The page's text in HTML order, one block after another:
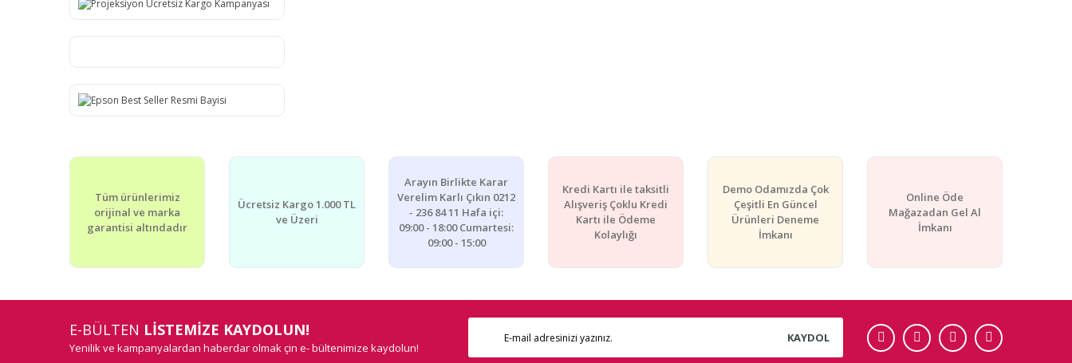
Tüm ürünlerimiz
orijinal ve marka
garantisi altındadır
Ücretsiz Kargo 1.000 TL
ve Üzeri
Arayın Birlikte Karar
Verelim Karlı Çıkın 0212
- 236 84 11 Hafa içi:
09:00 - 18:00 Cumartesi:
09:00 - 15:00
Kredi Kartı ile taksitli
Alışveriş Çoklu Kredi
Kartı ile Ödeme
Kolaylığı
Demo Odamızda Çok
Çeşitli En Güncel
Ürünleri Deneme
İmkanı
Online Öde
Mağazadan Gel Al
İmkanı
E-BÜLTEN LİSTEMİZE KAYDOLUN!
Yenilik ve kampanyalardan haberdar olmak çin e- bültenimize kaydolun!
KAYDOL